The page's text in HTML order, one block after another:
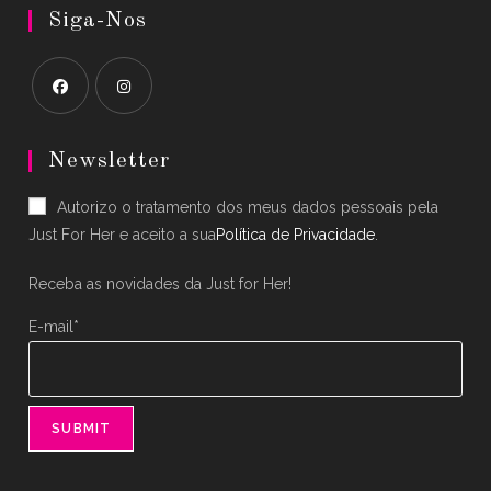
Siga-Nos
in
new
tab
in
new
tab
Newsletter
Autorizo o tratamento dos meus dados pessoais pela
Just For Her e aceito a suaPolítica de Privacidade
Receba as novidades da Just for Her!
E-mail*